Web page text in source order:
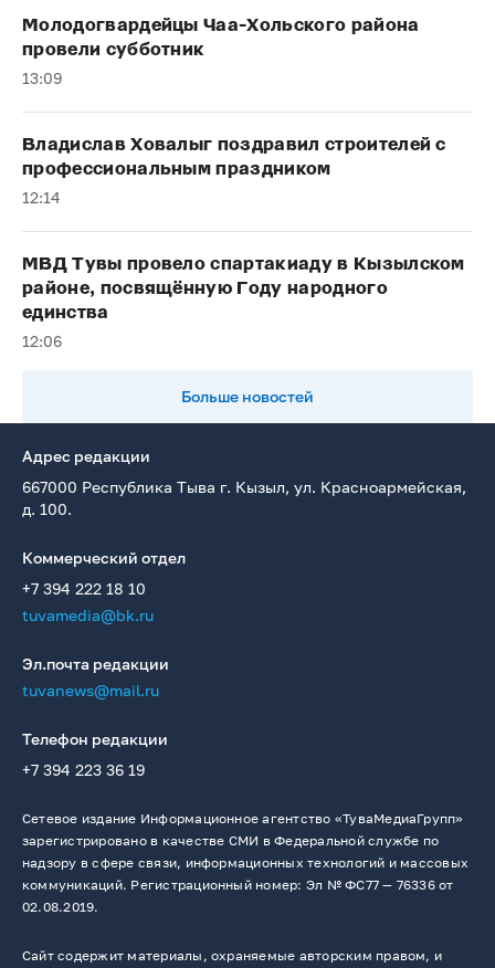
Молодогвардейцы Чаа-Хольского района
провели субботник
13:09
Владислав Ховалыг поздравил строителей с
профессиональным праздником
12:14
МВД Тувы провело спартакиаду в Кызылском
районе, посвящённую Году народного
единства
12:06
Больше новостей
Адрес редакции
667000 Республика Тыва г. Кызыл, ул. Красноармейская,
д. 100.
Коммерческий отдел
+7 394 222 18 10
tuvamedia@bk.ru
Эл.почта редакции
tuvanews@mail.ru
Телефон редакции
+7 394 223 36 19
Сетевое издание Информационное агентство «ТуваМедиаГрупп»
зарегистрировано в качестве СМИ в Федеральной службе по
надзору в сфере связи, информационных технологий и массовых
коммуникаций. Регистрационный номер: Эл № ФС77 — 76336 от
02.08.2019.
Сайт содержит материалы, охраняемые авторским правом, и